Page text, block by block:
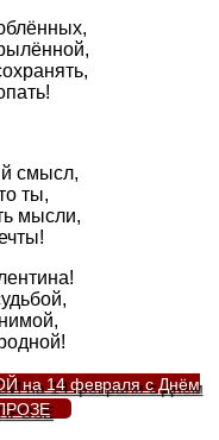
смысл,
ты,
мысли,
на 14 февраля с Днём